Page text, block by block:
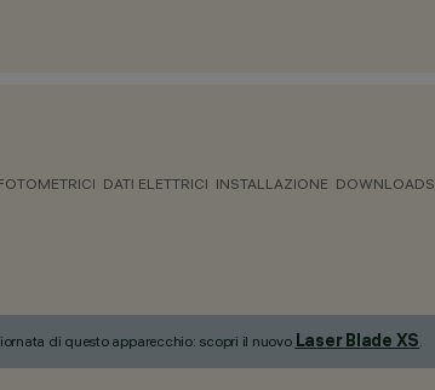
DATI ELETTRICI INSTALLAZIONE DOWNLOADS
di questo apparecchio: scopri il nuovo Laser Blade XS.